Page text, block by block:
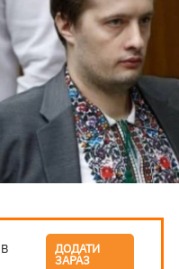
ДОДАТИ
ЗАРАЗ